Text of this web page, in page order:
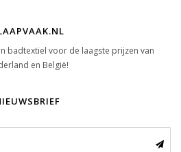
badtextiel voor de laagste prijzen van
en België!